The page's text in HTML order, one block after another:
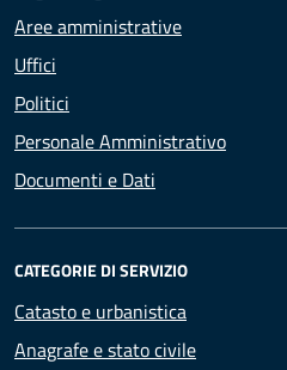
Aree amministrative
Uffici
Politici
Personale Amministrativo
Documenti e Dati
CATEGORIE DI SERVIZIO
Catasto e urbanistica
Anagrafe e stato civile